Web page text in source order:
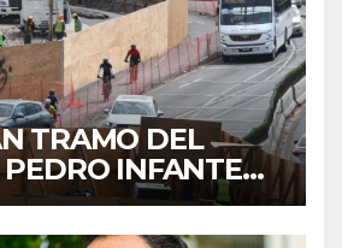
TRAMO DEL
INFANTE
OBRAS
REGRESO A